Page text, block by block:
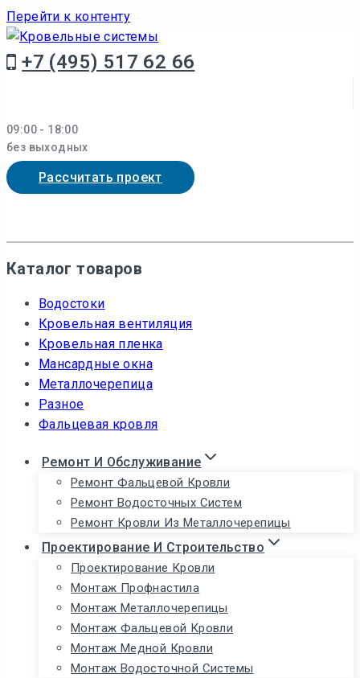
Перейти к контенту
+7 (495) 517 62 66
09:00 - 18:00
без выходных
Рассчитать проект
Каталог товаров
Водостоки
Кровельная вентиляция
Кровельная пленка
Мансардные окна
Металлочерепица
Разное
Фальцевая кровля
Ремонт И Обслуживание
Ремонт Фальцевой Кровли
Ремонт Водосточных Систем
Ремонт Кровли Из Металлочерепицы
Проектирование И Строительство
Проектирование Кровли
Монтаж Профнастила
Монтаж Металлочерепицы
Монтаж Фальцевой Кровли
Монтаж Медной Кровли
Монтаж Водосточной Системы